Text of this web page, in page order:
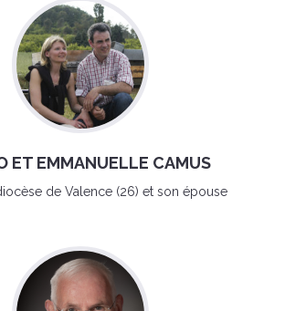
ET EMMANUELLE CAMUS
de Valence (26) et son épouse